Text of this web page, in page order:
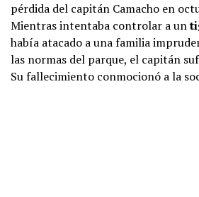
pérdida del capitán Camacho en
Mientras intentaba controlar a un
había atacado a una familia
las normas del parque, el capitán
Su fallecimiento conmocionó a la